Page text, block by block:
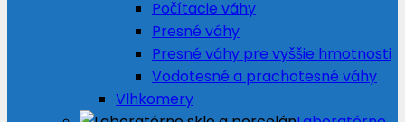
Počítacie váhy
Presné váhy
Presné váhy pre vyššie hmotnosti
Vodotesné a prachotesné váhy
Vlhkomery